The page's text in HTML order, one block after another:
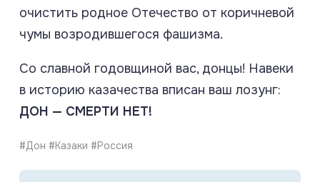
очистить родное Отечество от коричневой
чумы возродившегося фашизма.
Со славной годовщиной вас, донцы! Навеки
в историю казачества вписан ваш лозунг:
ДОН — СМЕРТИ НЕТ!
#Дон #Казаки #Россия